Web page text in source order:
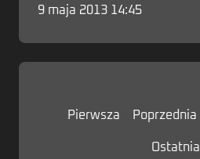
9 maja 2013 14:45
Pierwsza Poprzednia
Ostatnia